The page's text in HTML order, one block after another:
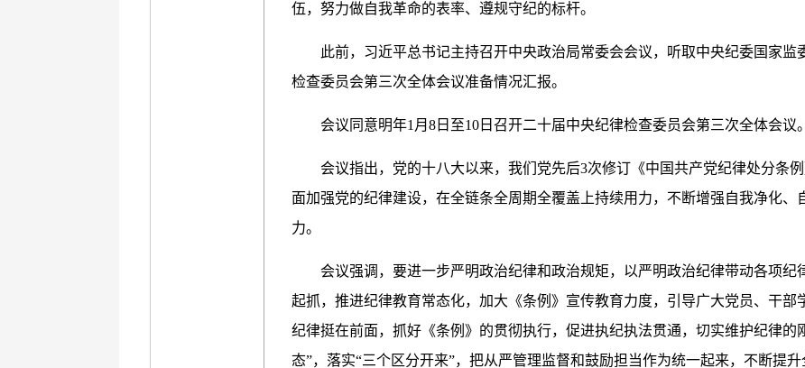
伍，努力做自我革命的表率、遵规守纪的标杆。
此前，习近平总书记主持召开中央政治局常委会会议，听取中央纪委国家监
检查委员会第三次全体会议准备情况汇报。
会议同意明年1月8日至10日召开二十届中央纪律检查委员会第三次全体会议。
会议指出，党的十八大以来，我们党先后3次修订《中国共产党纪律处分条
面加强党的纪律建设，在全链条全周期全覆盖上持续用力，不断增强自我净化、
力。
会议强调，要进一步严明政治纪律和政治规矩，以严明政治纪律带动各项纪
起抓，推进纪律教育常态化，加大《条例》宣传教育力度，引导广大党员、干部
纪律挺在前面，抓好《条例》的贯彻执行，促进执纪执法贯通，切实维护纪律的
态”，落实“三个区分开来”，把从严管理监督和鼓励担当作为统一起来，不断提升